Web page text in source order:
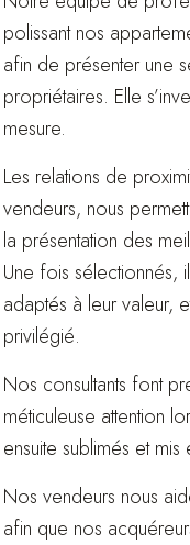
polissant nos
afin de présenter une
propriétaires. Elle
mesure.
Les relations de
vendeurs, nous
la présentation des
Une fois sélectionnés,
adaptés à leur valeur,
privilégié.
Nos consultants font
méticuleuse attention
ensuite sublimés et
Nos vendeurs nous
afin que nos